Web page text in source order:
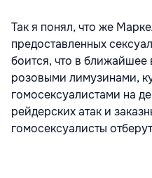
Так я понял, что же
предоставленных
боится, что в
розовыми лимузинами,
гомосексуалистами на
рейдерских атак и
гомосексуалисты